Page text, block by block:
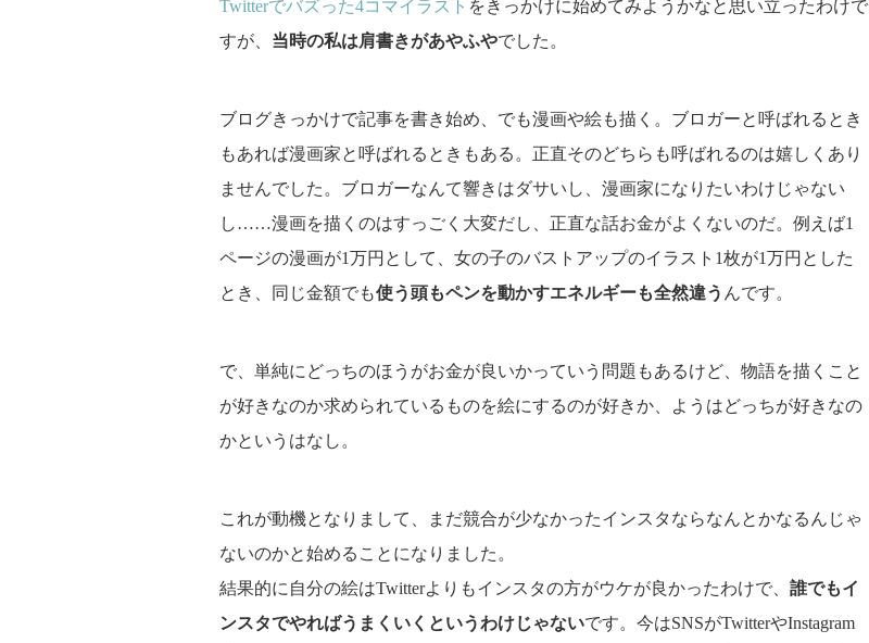
Twitterでバズった4コマイラスト をきっかけに始めてみようかなと思い立ったわけで
すが、 当時の私は肩書きがあやふやでした。
ブログきっかけで記事を書き始め、でも漫画や絵も描く。ブロガーと呼ばれるとき
もあれば漫画家と呼ばれるときもある。正直そのどちらも呼ばれるのは嬉しくあり
ませんでした。ブロガーなんて響きはダサいし、漫画家になりたいわけじゃない
し……漫画を描くのはすっごく大変だし、正直な話お金がよくないのだ。例えば1
ページの漫画が1万円として、女の子のバストアップのイラスト1枚が1万円とした
とき、同じ金額でも使う頭もペンを動かすエネルギーも全然違う んです。
で、単純にどっちのほうがお金が良いかっていう問題もあるけど、物語を描くこと
が好きなのか求められているものを絵にするのが好きか、ようはどっちが好きなの
かというはなし。
これが動機となりまして、まだ競合が少なかったインスタならなんとかなるんじゃ
ないのかと始めることになりました。
結果的に自分の絵はTwitterよりもインスタの方がウケが良かったわけで、 誰でもイ
ンスタでやればうまくいくというわけじゃないです。今はSNSがTwitterやInstagram